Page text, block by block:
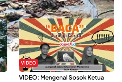
Butuhkan Air Bersih
VIDEO
VIDEO: Mengenal Sosok Ketua